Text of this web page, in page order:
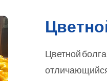
Цветной